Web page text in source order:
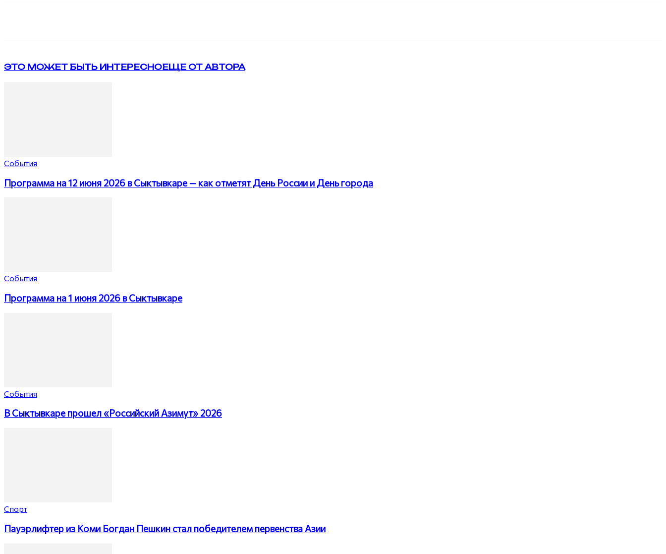
ЭТО МОЖЕТ БЫТЬ ИНТЕРЕСНОЕЩЕ ОТ АВТОРА
События
Программа на 12 июня 2026 в Сыктывкаре — как отметят День России и День города
События
Программа на 1 июня 2026 в Сыктывкаре
События
В Сыктывкаре прошел «Российский Азимут» 2026
Спорт
Пауэрлифтер из Коми Богдан Пешкин стал победителем первенства Азии